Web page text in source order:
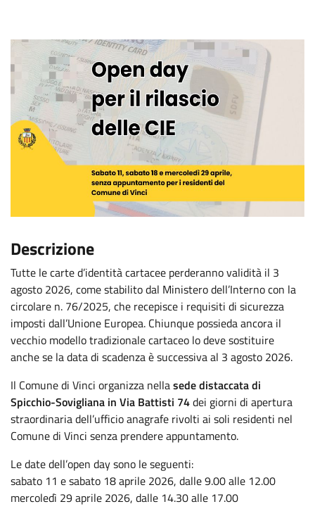
Descrizione
Tutte le carte d’identità cartacee perderanno validità il 3
agosto 2026, come stabilito dal Ministero dell’Interno con la
circolare n. 76/2025, che recepisce i requisiti di sicurezza
imposti dall’Unione Europea. Chiunque possieda ancora il
vecchio modello tradizionale cartaceo lo deve sostituire
anche se la data di scadenza è successiva al 3 agosto 2026.
Il Comune di Vinci organizza nellasede distaccata di
Spicchio-Sovigliana in Via Battisti 74dei giorni di apertura
straordinaria dell’ufficio anagrafe rivolti ai soli residenti nel
Comune di Vinci senza prendere appuntamento.
Le date dell’open day sono le seguenti:
sabato 11 e sabato 18 aprile 2026, dalle 9.00 alle 12.00
mercoledì 29 aprile 2026, dalle 14.30 alle 17.00